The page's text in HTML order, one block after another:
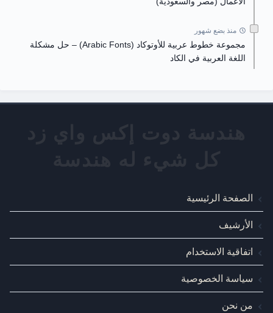
منذ بضع شهور
مجموعة خطوط عربية للأوتوكاد (Arabic Fonts) – حل مشكلة
اللغة العربية في الكاد
الصفحة الرئيسية
الأرشيف
اتفاقية الاستخدام
سياسة الخصوصية
من نحن